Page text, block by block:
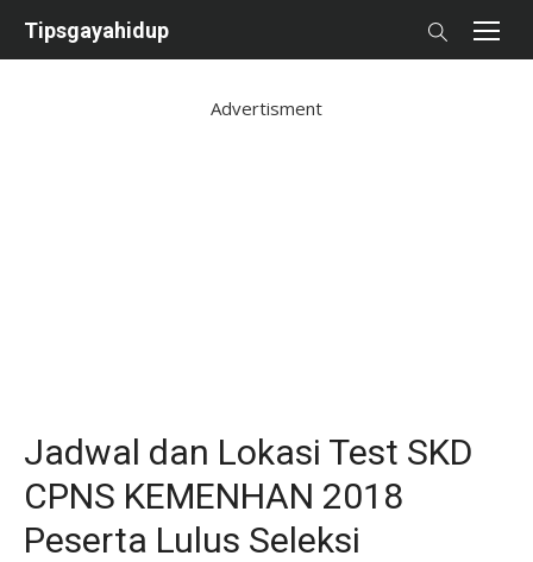
Tipsgayahidup
Advertisment
Jadwal dan Lokasi Test SKD
CPNS KEMENHAN 2018
Peserta Lulus Seleksi